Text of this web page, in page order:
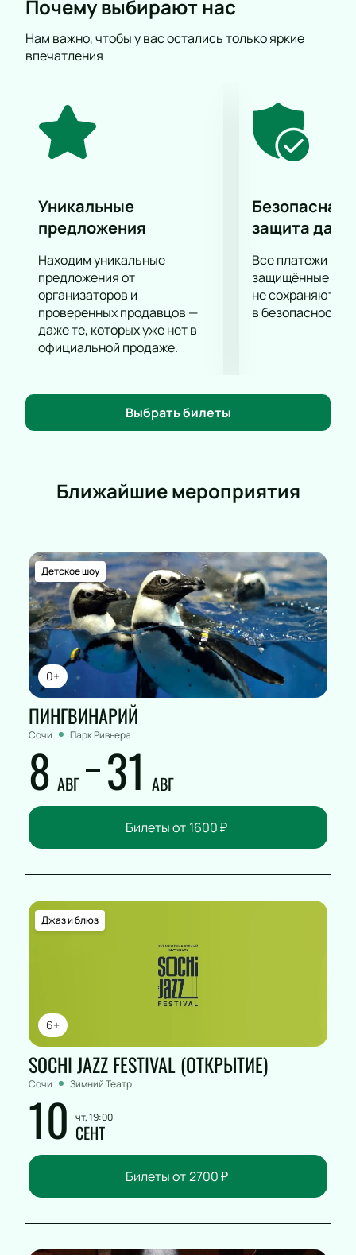
филармонии. Неоднократно музыканты
в том числе и международного уровня.
На нашем сайте вы сможете купить билеты на
инструментальный ансамбль «Кудрина» онлайн,
без посещения касс концертной площадки. Все что
нужно - пара минут на выбор мест и оформление
заказа. Оцените удобство и надежность нашего
Почему выбирают нас
Нам важно, чтобы у вас остались только яркие
впечатления
Уникальные
предложения
Находим уникальные
предложения от
организаторов и
проверенных продавцов —
даже те, которых уже нет в
официальной продаже.
Безопасная
защита
Все платежи
защищённые
не сохраняются
в безопасности.
Выбрать билеты
Ближайшие мероприятия
0+
Детское шоу
ПИНГВИНАРИЙ
Сочи Парк Ривьера
8 АВГ 31 АВГ
Билеты от 1600₽
6+
Джаз и блюз
SOCHI JAZZ FESTIVAL (ОТКРЫТИЕ)
Сочи Зимний Театр
10 чт, 19:00
СЕНТ
Билеты от 2700₽